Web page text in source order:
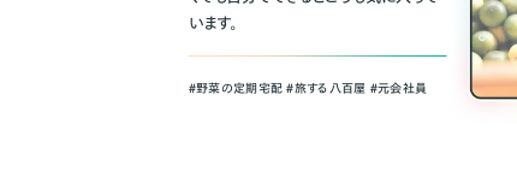
います。
＃野菜の定期宅配 ＃旅する八百屋 ＃元会社員